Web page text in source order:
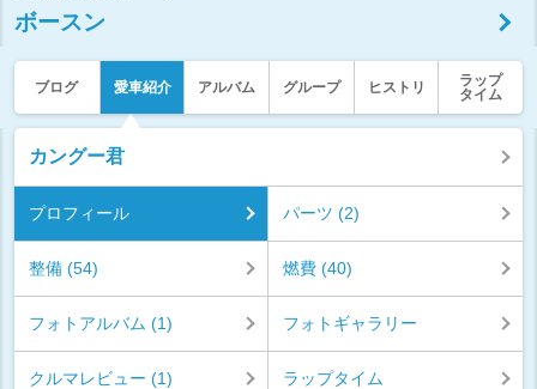
ボースン
ブログ 愛車紹介 アルバム グループ ヒストリ
ラップ
タイム
カングー君
プロフィール パーツ (2)
整備 (54) 燃費 (40)
フォトアルバム (1) フォトギャラリー
クルマレビュー (1) ラップタイム